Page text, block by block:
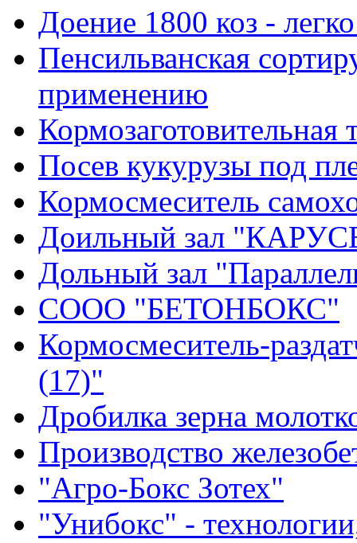
Доение 1800 коз -
Пенсильванская
применению
Посев кукурузы под
Кормосмеситель
Доильный зал
Дольный зал
СООО "БЕТОНБОКС"
Кормосмеситель-
(17)"
Дробилка зерна
Производство
"Агро-Бокс Зотех"
"Унибокс" -